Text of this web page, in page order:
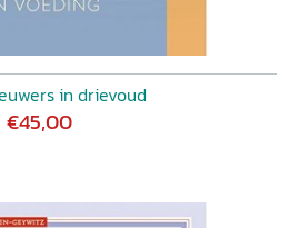
in drievoud
€45,00